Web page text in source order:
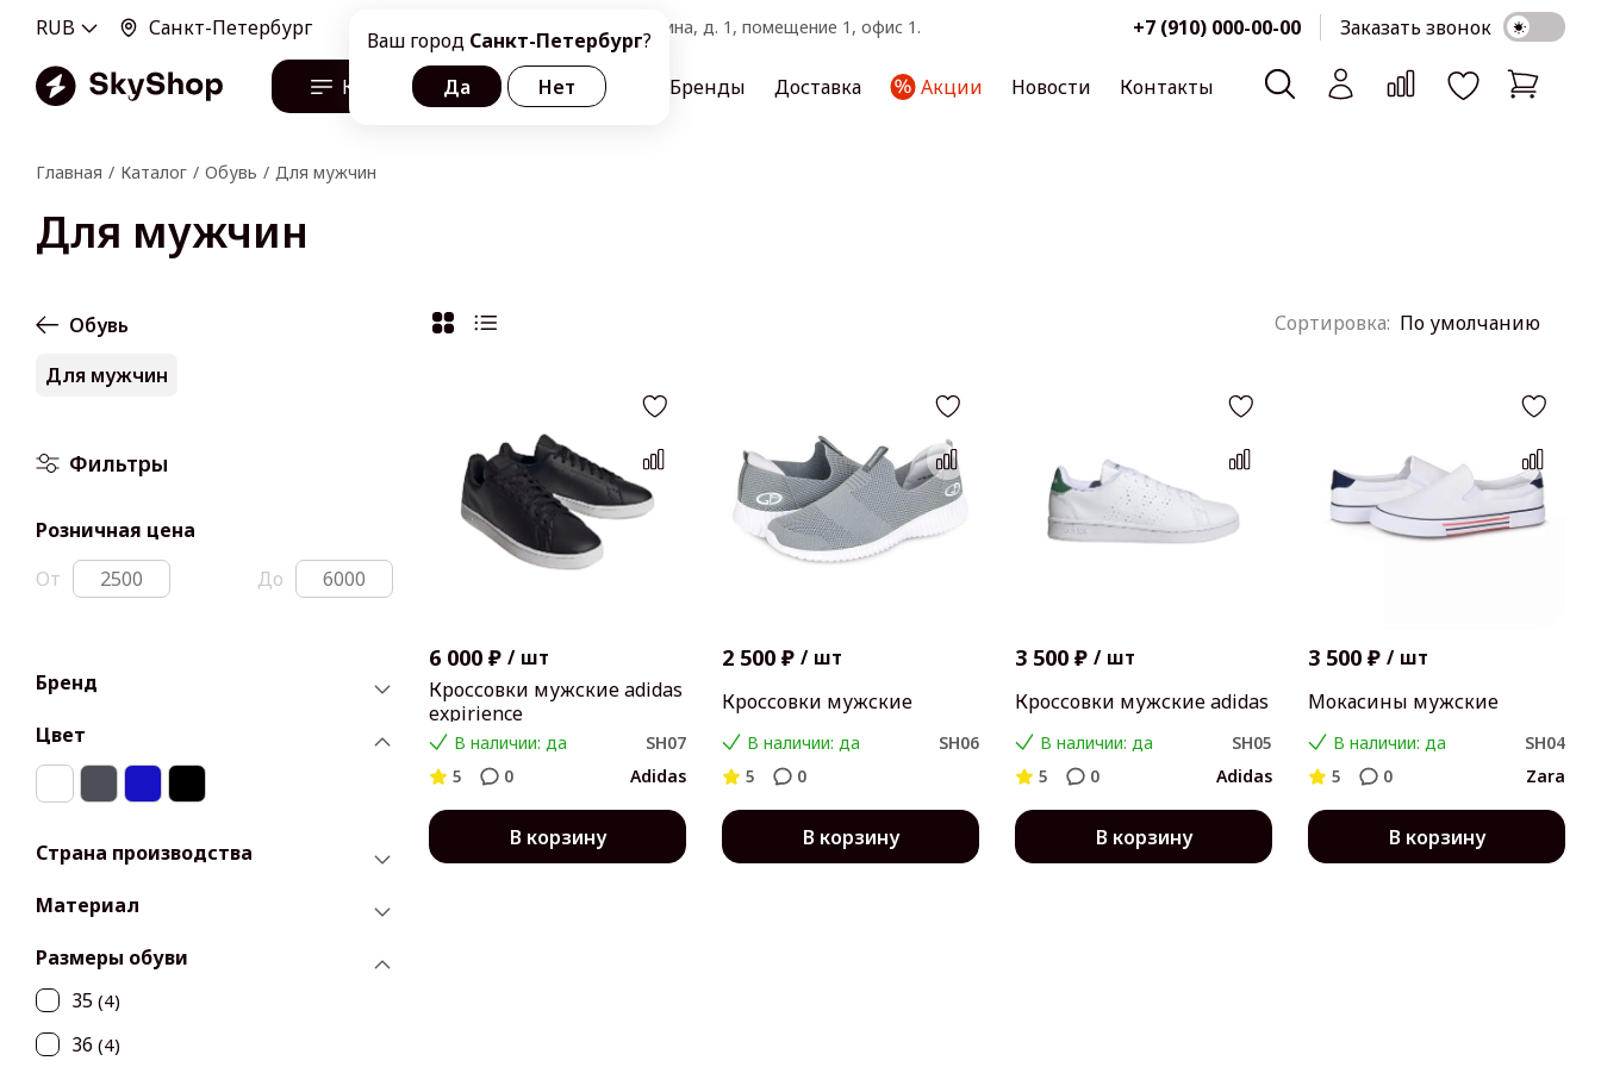
Ваш город Санкт-Петербург?
Да
Нет
RUB Санкт-Петербург 100100, г. Санкт-Петербург, ул. Ленина, д. 1, помещение 1, офис 1. +7 (910) 000-00-00 Заказать звонок
Каталог О нас Услуги Бренды Доставка Акции Новости Контакты
Главная Каталог Обувь Для мужчин
Для мужчин
Обувь
Для мужчин
Фильтры
Розничная цена
От
До
Бренд
Цвет
Страна производства
Материал
Размеры обуви
35 (4)
36 (4)
По умолчанию
6 000 ₽ / шт
Кроссовки мужские adidas
expirience
В наличии: да
SH07
5
0 Adidas
В корзину
2 500 ₽ / шт
Кроссовки мужские
В наличии: да
SH06
5
0
В корзину
3 500 ₽ / шт
Кроссовки мужские adidas
В наличии: да
SH05
5
0 Adidas
В корзину
3 500 ₽ / шт
Мокасины мужские
В наличии: да
SH04
5
0 Zara
В корзину